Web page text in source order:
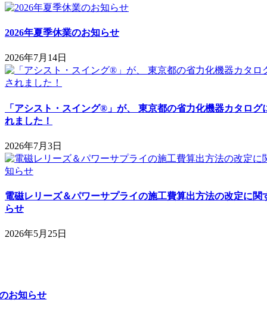
2026年夏季休業のお知らせ
2026年7月14日
「アシスト・スイング®」が、 東京都の省力化機器カタログ
れました！
2026年7月3日
電磁レリーズ＆パワーサプライの施工費算出方法の改定に関
らせ
2026年5月25日
お知らせ